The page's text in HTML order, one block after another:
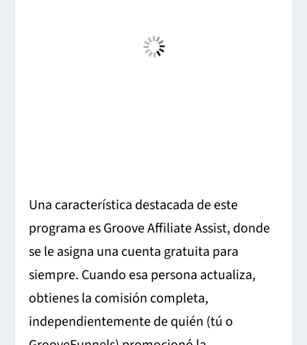
Una característica destacada de este
programa es Groove Affiliate Assist, donde
se le asigna una cuenta gratuita para
siempre. Cuando esa persona actualiza,
obtienes la comisión completa,
independientemente de quién (tú o